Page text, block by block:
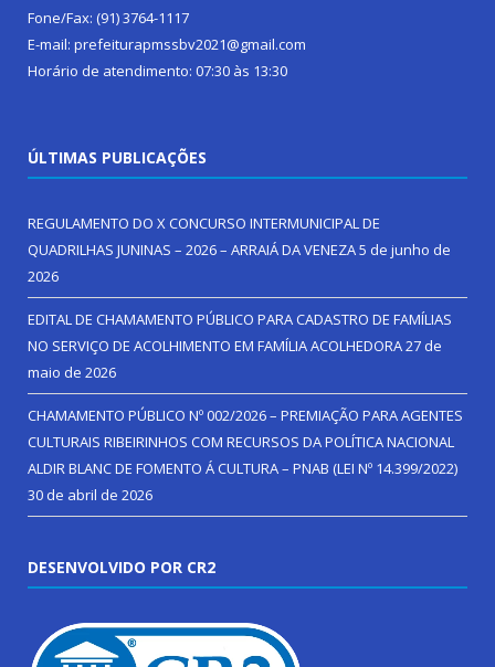
Fone/Fax: (91) 3764-1117
E-mail: prefeiturapmssbv2021@gmail.com
Horário de atendimento: 07:30 às 13:30
ÚLTIMAS PUBLICAÇÕES
REGULAMENTO DO X CONCURSO INTERMUNICIPAL DE
QUADRILHAS JUNINAS – 2026 – ARRAIÁ DA VENEZA5 de junho de
2026
EDITAL DE CHAMAMENTO PÚBLICO PARA CADASTRO DE FAMÍLIAS
NO SERVIÇO DE ACOLHIMENTO EM FAMÍLIA ACOLHEDORA27 de
maio de 2026
CHAMAMENTO PÚBLICO Nº 002/2026 – PREMIAÇÃO PARA AGENTES
CULTURAIS RIBEIRINHOS COM RECURSOS DA POLÍTICA NACIONAL
ALDIR BLANC DE FOMENTO Á CULTURA – PNAB (LEI Nº 14.399/2022)
30 de abril de 2026
DESENVOLVIDO POR CR2